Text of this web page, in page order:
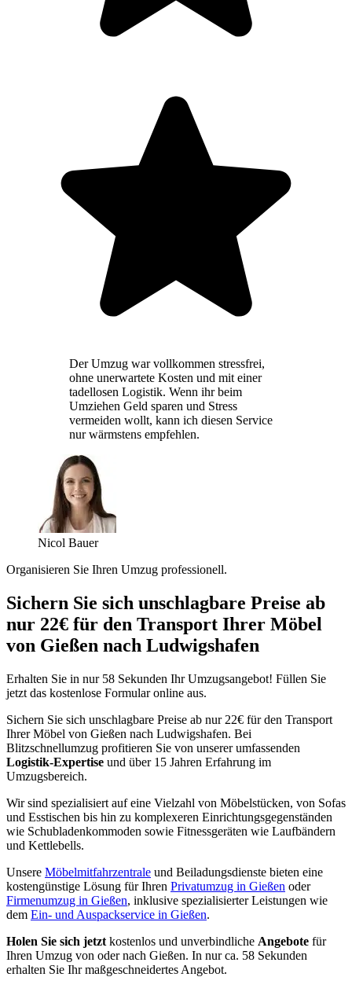
Der Umzug war vollkommen stressfrei,
ohne unerwartete Kosten und mit einer
tadellosen Logistik. Wenn ihr beim
Umziehen Geld sparen und Stress
vermeiden wollt, kann ich diesen Service
nur wärmstens empfehlen.
Nicol Bauer
Organisieren Sie Ihren Umzug professionell.
Sichern Sie sich unschlagbare Preise ab
nur 22€ für den Transport Ihrer Möbel
von Gießen nach Ludwigshafen
Erhalten Sie in nur 58 Sekunden Ihr Umzugsangebot! Füllen Sie
jetzt das kostenlose Formular online aus.
Sichern Sie sich unschlagbare Preise ab nur 22€ für den Transport
Ihrer Möbel von Gießen nach Ludwigshafen. Bei
Blitzschnellumzug profitieren Sie von unserer umfassenden
Logistik-Expertise und über 15 Jahren Erfahrung im
Umzugsbereich.
Wir sind spezialisiert auf eine Vielzahl von Möbelstücken, von Sofas
und Esstischen bis hin zu komplexeren Einrichtungsgegenständen
wie Schubladenkommoden sowie Fitnessgeräten wie Laufbändern
und Kettlebells.
Unsere Möbelmitfahrzentrale und Beiladungsdienste bieten eine
kostengünstige Lösung für Ihren Privatumzug in Gießen oder
Firmenumzug in Gießen, inklusive spezialisierter Leistungen wie
dem Ein- und Auspackservice in Gießen.
Holen Sie sich jetzt kostenlos und unverbindliche Angebote für
Ihren Umzug von oder nach Gießen. In nur ca. 58 Sekunden
erhalten Sie Ihr maßgeschneidertes Angebot.